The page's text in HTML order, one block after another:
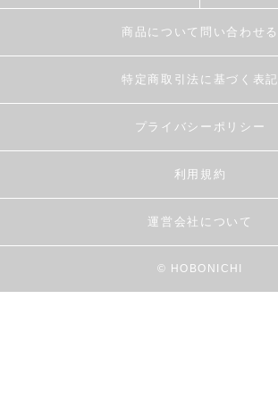
商品について問い合わせる
特定商取引法に基づく表記
プライバシーポリシー
利用規約
運営会社について
© HOBONICHI